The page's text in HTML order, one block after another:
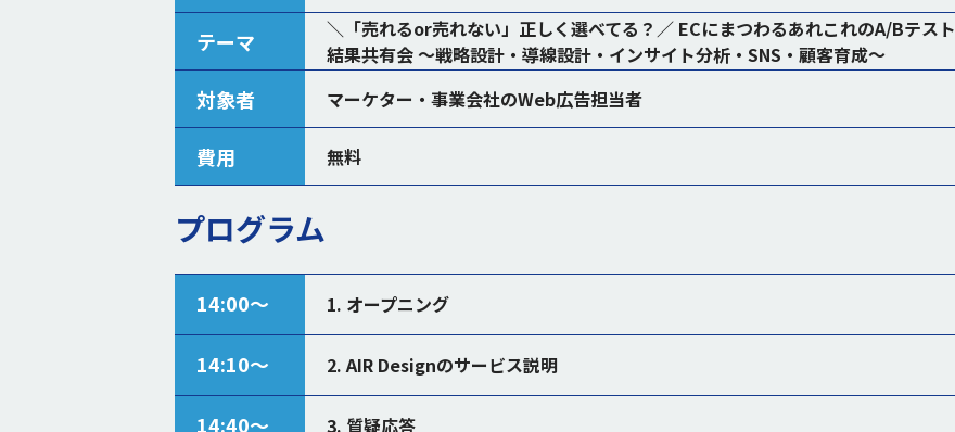
テーマ
＼「売れるor売れない」正しく選べてる？／ ECにまつわるあれこれのA/Bテスト
結果共有会 ～戦略設計・導線設計・インサイト分析・SNS・顧客育成～
対象者 マーケター・事業会社のWeb広告担当者
費用 無料
プログラム
14:00〜 1. オープニング
14:10〜 2. AIR Designのサービス説明
14:40〜 3. 質疑応答